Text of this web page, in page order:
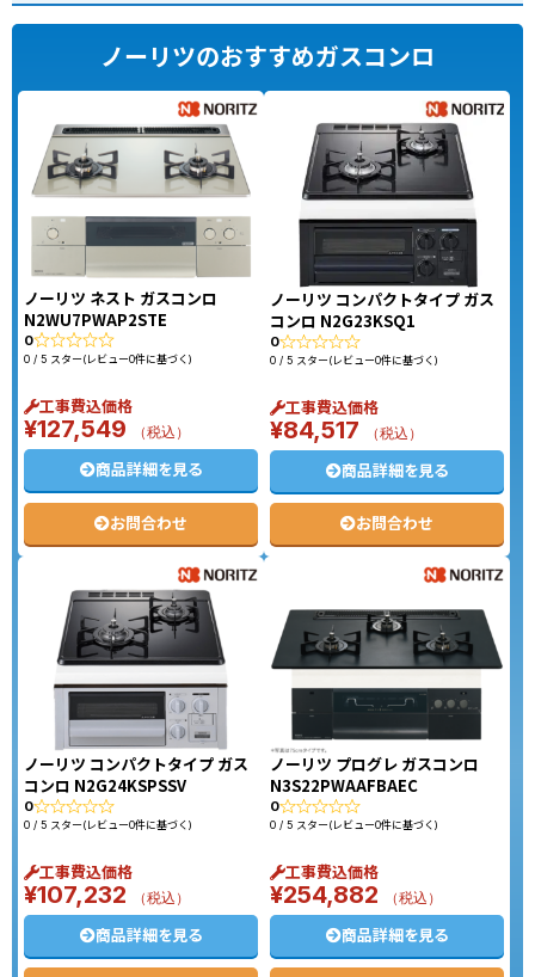
ノーリツのおすすめガスコンロ
ノーリツ ネスト ガスコンロ
N2WU7PWAP2STE
0
0 / 5 スター(レビュー0件に基づく)
工事費込価格
¥127,549 （税込）
商品詳細を見る
お問合わせ
ノーリツ コンパクトタイプ ガス
コンロ N2G23KSQ1
0
0 / 5 スター(レビュー0件に基づく)
工事費込価格
¥84,517 （税込）
商品詳細を見る
お問合わせ
ノーリツ コンパクトタイプ ガス
コンロ N2G24KSPSSV
0
0 / 5 スター(レビュー0件に基づく)
工事費込価格
¥107,232 （税込）
商品詳細を見る
ノーリツ プログレ ガスコンロ
N3S22PWAAFBAEC
0
0 / 5 スター(レビュー0件に基づく)
工事費込価格
¥254,882 （税込）
商品詳細を見る